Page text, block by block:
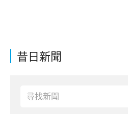
昔日新聞